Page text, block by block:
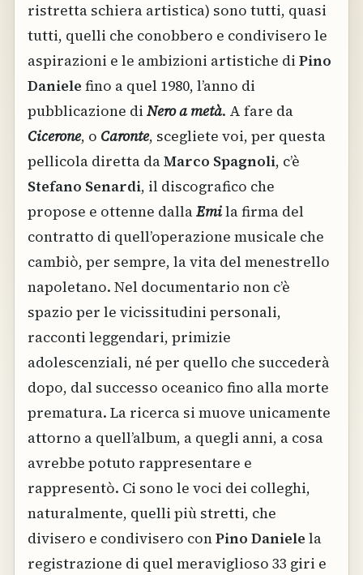
ristretta schiera artistica) sono tutti, quasi
tutti, quelli che conobbero e condivisero le
aspirazioni e le ambizioni artistiche diPino
Daniele fino a quel 1980, l’anno di
pubblicazione diNero a metà. A fare da
Cicerone, o Caronte, scegliete voi, per questa
pellicola diretta daMarco Spagnoli, c’è
Stefano Senardi, il discografico che
propose e ottenne dallaEmila firma del
contratto di quell’operazione musicale che
cambiò, per sempre, la vita del menestrello
napoletano. Nel documentario non c’è
spazio per le vicissitudini personali,
racconti leggendari, primizie
adolescenziali, né per quello che succederà
dopo, dal successo oceanico fino alla morte
prematura. La ricerca si muove unicamente
attorno a quell’album, a quegli anni, a cosa
avrebbe potuto rappresentare e
rappresentò. Ci sono le voci dei colleghi,
naturalmente, quelli più stretti, che
divisero e condivisero conPino Daniele la
registrazione di quel meraviglioso 33 giri e